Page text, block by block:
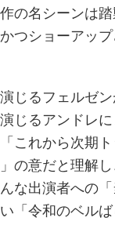
の名シーンは
つショーアッ
じるフェルゼ
じるアンドレ
これから次期
の意だと理解
な出演者への
「令和のベル